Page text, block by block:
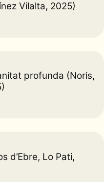
Vilalta, 2025)
profunda (Noris,
d’Ebre, Lo Pati,